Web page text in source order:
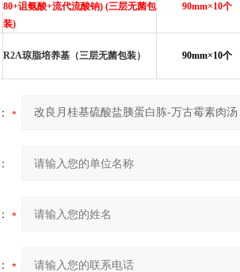
80+诅氨酸+流代流酸钠) (三层无菌包
装)
90mm×10个
R2A琼脂培养基（三层无菌包装） 90mm×10个